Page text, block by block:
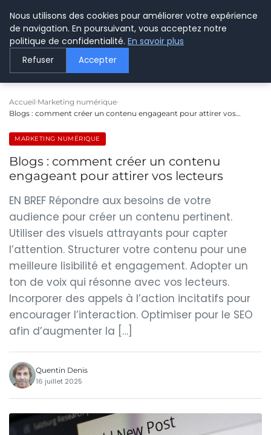
LE WEBMARKETING
Accueil Marketing numérique
Blogs : comment créer un contenu engageant pour attirer vos…
MARKETING NUMÉRIQUE
Blogs : comment créer un contenu
engageant pour attirer vos lecteurs
EN BREF Répondre aux besoins de votre
audience pour créer un contenu pertinent.
Utiliser des visuels attrayants pour capter
l’attention. Structurer votre contenu pour une
meilleure lisibilité et engagement. Adopter un
ton de voix qui résonne avec vos lecteurs.
Incorporer des appels à l’action incitatifs pour
encourager l’interaction. Optimiser pour le SEO
afin d’augmenter la […]
Quentin Denis
16 juillet 2025
Nous utilisons des cookies pour améliorer votre expérience
de navigation. En poursuivant, vous acceptez notre
politique de confidentialité. En savoir plus
Refuser Accepter